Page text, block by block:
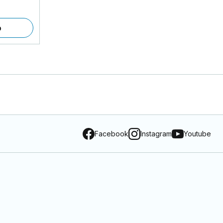
Facebook Instagram Youtube